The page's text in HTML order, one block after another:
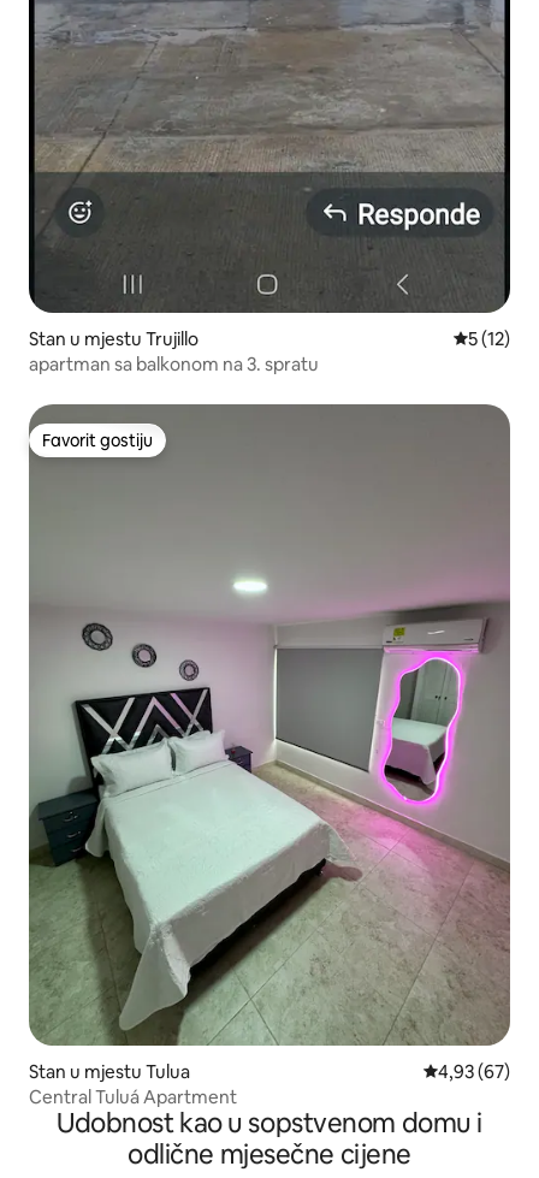
Stan u mjestu Trujillo prosječna
5 (12)
apartman sa balkonom na 3. spratu
Favorit gostiju
Favorit gostiju
Stan u mjestu Tulua prosječna
4,93 (67)
Central Tuluá Apartment
Udobnost kao u sopstvenom domu i
odlične mjesečne cijene